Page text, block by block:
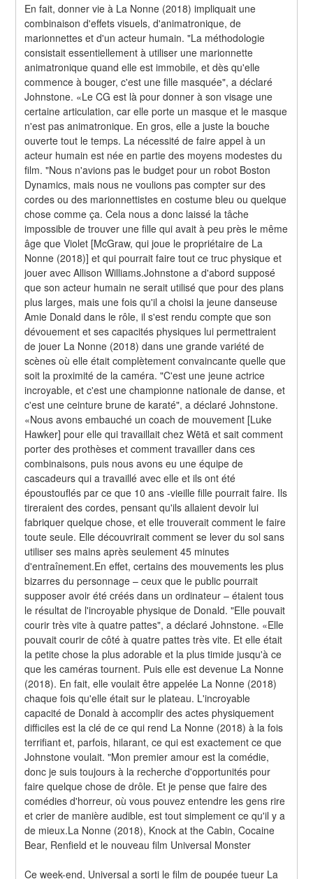
En fait, donner vie à La Nonne (2018) impliquait une
combinaison d'effets visuels, d'animatronique, de
marionnettes et d'un acteur humain. "La méthodologie
consistait essentiellement à utiliser une marionnette
animatronique quand elle est immobile, et dès qu'elle
commence à bouger, c'est une fille masquée", a déclaré
Johnstone. «Le CG est là pour donner à son visage une
certaine articulation, car elle porte un masque et le masque
n'est pas animatronique. En gros, elle a juste la bouche
ouverte tout le temps. La nécessité de faire appel à un
acteur humain est née en partie des moyens modestes du
film. "Nous n'avions pas le budget pour un robot Boston
Dynamics, mais nous ne voulions pas compter sur des
cordes ou des marionnettistes en costume bleu ou quelque
chose comme ça. Cela nous a donc laissé la tâche
impossible de trouver une fille qui avait à peu près le même
âge que Violet [McGraw, qui joue le propriétaire de La
Nonne (2018)] et qui pourrait faire tout ce truc physique et
jouer avec Allison Williams.Johnstone a d'abord supposé
que son acteur humain ne serait utilisé que pour des plans
plus larges, mais une fois qu'il a choisi la jeune danseuse
Amie Donald dans le rôle, il s'est rendu compte que son
dévouement et ses capacités physiques lui permettraient
de jouer La Nonne (2018) dans une grande variété de
scènes où elle était complètement convaincante quelle que
soit la proximité de la caméra. "C'est une jeune actrice
incroyable, et c'est une championne nationale de danse, et
c'est une ceinture brune de karaté", a déclaré Johnstone.
«Nous avons embauché un coach de mouvement [Luke
Hawker] pour elle qui travaillait chez Wētā et sait comment
porter des prothèses et comment travailler dans ces
combinaisons, puis nous avons eu une équipe de
cascadeurs qui a travaillé avec elle et ils ont été
époustouflés par ce que 10 ans -vieille fille pourrait faire. Ils
tireraient des cordes, pensant qu'ils allaient devoir lui
fabriquer quelque chose, et elle trouverait comment le faire
toute seule. Elle découvrirait comment se lever du sol sans
utiliser ses mains après seulement 45 minutes
d'entraînement.En effet, certains des mouvements les plus
bizarres du personnage – ceux que le public pourrait
supposer avoir été créés dans un ordinateur – étaient tous
le résultat de l'incroyable physique de Donald. "Elle pouvait
courir très vite à quatre pattes", a déclaré Johnstone. «Elle
pouvait courir de côté à quatre pattes très vite. Et elle était
la petite chose la plus adorable et la plus timide jusqu'à ce
que les caméras tournent. Puis elle est devenue La Nonne
(2018). En fait, elle voulait être appelée La Nonne (2018)
chaque fois qu'elle était sur le plateau. L'incroyable
capacité de Donald à accomplir des actes physiquement
difficiles est la clé de ce qui rend La Nonne (2018) à la fois
terrifiant et, parfois, hilarant, ce qui est exactement ce que
Johnstone voulait. "Mon premier amour est la comédie,
donc je suis toujours à la recherche d'opportunités pour
faire quelque chose de drôle. Et je pense que faire des
comédies d'horreur, où vous pouvez entendre les gens rire
et crier de manière audible, est tout simplement ce qu'il y a
de mieux.La Nonne (2018), Knock at the Cabin, Cocaine
Bear, Renfield et le nouveau film Universal Monster
Ce week-end, Universal a sorti le film de poupée tueur La